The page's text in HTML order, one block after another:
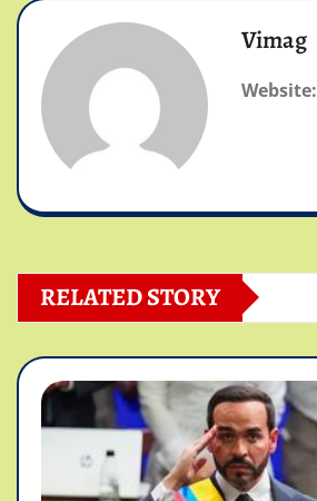
Vimag
Website:
RELATED STORY